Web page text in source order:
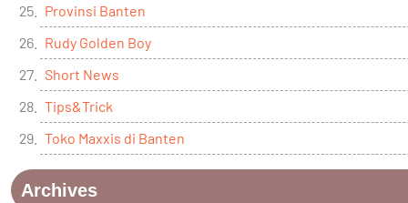
Provinsi Banten
Rudy Golden Boy
Short News
Tips&Trick
Toko Maxxis di Banten
Archives